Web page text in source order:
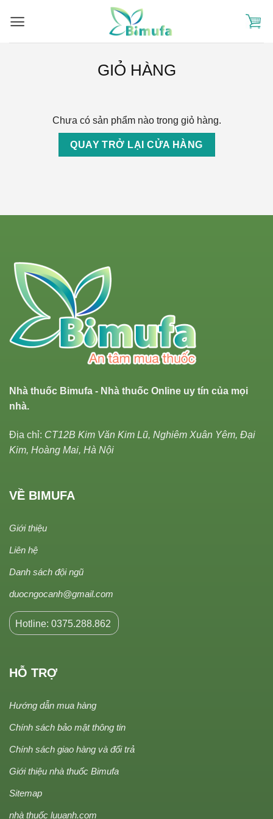
GIỎ HÀNG
Chưa có sản phẩm nào trong giỏ hàng.
QUAY TRỞ LẠI CỬA HÀNG
Nhà thuốc Bimufa - Nhà thuốc Online uy tín của mọi
nhà.
Địa chỉ: CT12B Kim Văn Kim Lũ, Nghiêm Xuân Yêm, Đại
Kim, Hoàng Mai, Hà Nội
VỀ BIMUFA
Giới thiệu
Liên hệ
Danh sách đội ngũ
duocngocanh@gmail.com
Hotline: 0375.288.862
HỖ TRỢ
Hướng dẫn mua hàng
Chính sách bảo mật thông tin
Chính sách giao hàng và đổi trả
Giới thiệu nhà thuốc Bimufa
Sitemap
nhà thuốc luuanh.com